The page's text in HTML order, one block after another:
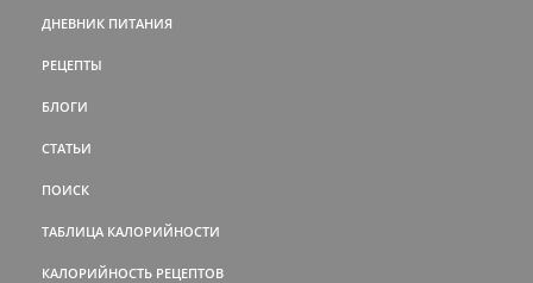
ДНЕВНИК ПИТАНИЯ
РЕЦЕПТЫ
БЛОГИ
СТАТЬИ
ПОИСК
ТАБЛИЦА КАЛОРИЙНОСТИ
КАЛОРИЙНОСТЬ РЕЦЕПТОВ